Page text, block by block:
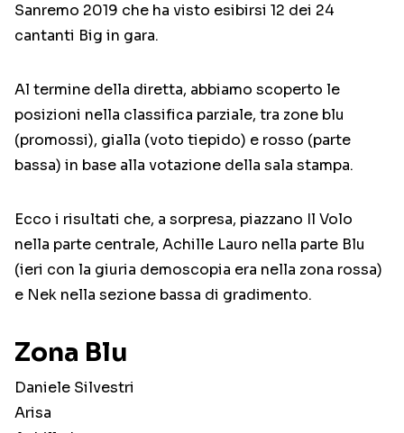
Sanremo 2019 che ha visto esibirsi 12 dei 24
cantanti Big in gara.
Al termine della diretta, abbiamo scoperto le
posizioni nella classifica parziale, tra zone blu
(promossi), gialla (voto tiepido) e rosso (parte
bassa) in base alla votazione della sala stampa.
Ecco i risultati che, a sorpresa, piazzano Il Volo
nella parte centrale, Achille Lauro nella parte Blu
(ieri con la giuria demoscopia era nella zona rossa)
e Nek nella sezione bassa di gradimento.
Zona Blu
Daniele Silvestri
Arisa